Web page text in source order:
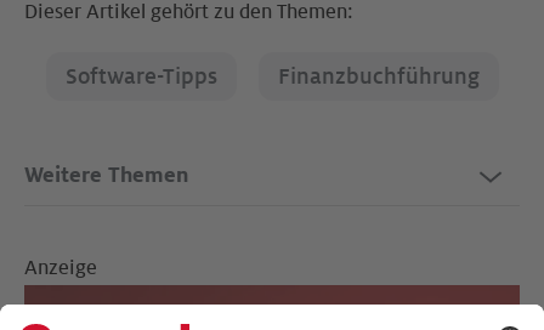
Dieser Artikel gehört zu den Themen:
Software-Tipps Finanzbuchführung
Weitere Themen
Anzeige